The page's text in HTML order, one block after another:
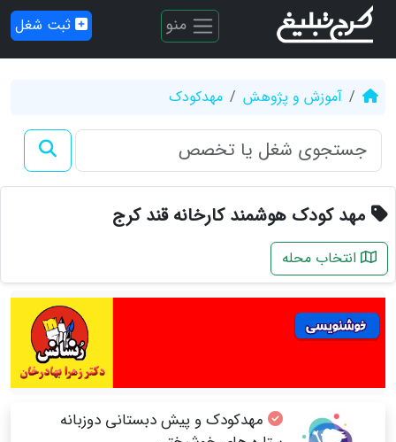
منو ثبت شغل
آموزش و پژوهش مهدکودک
مهد کودک هوشمند کارخانه قند کرج
انتخاب محله
مهدکودک و پیش دبستانی دوزبانه